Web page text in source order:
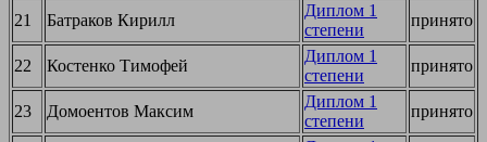
21 Батраков Кирилл
Диплом 1
степени
принято
22 Костенко Тимофей
Диплом 1
степени
принято
23 Домоентов Максим
Диплом 1
степени
принято